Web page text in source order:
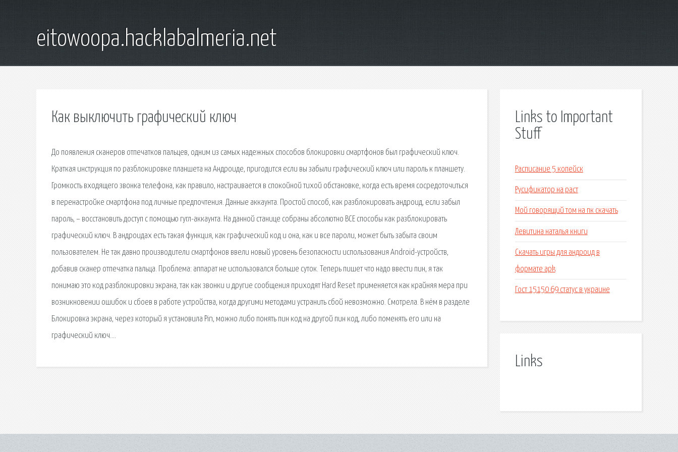
eitowoopa.hacklabalmeria.net
Как выключить графический ключ
До появления сканеров отпечатков пальцев, одним из самых надежных способов блокировки смартфонов был графический ключ.
Краткая инструкция по разблокировке планшета на Андроиде, пригодится если вы забыли графический ключ или пароль к планшету.
Громкость входящего звонка телефона, как правило, настраивается в спокойной тихой обстановке, когда есть время сосредоточиться
в перенастройке смартфона под личные предпочтения. Данные аккаунта. Простой способ, как разблокировать андроид, если забыл
пароль, – восстановить доступ с помощью гугл-аккаунта. На данной станице собраны абсолютно ВСЕ способы как разблокировать
графический ключ. В андроидах есть такая функция, как графический код и она, как и все пароли, может быть забыта своим
пользователем. Не так давно производители смартфонов ввели новый уровень безопасности использования Android-устройств,
добавив сканер отпечатка пальца. Проблема: аппарат не использовался больше суток. Теперь пишет что надо ввести пин, я так
понимаю это код разблокировки экрана, так как звонки и другие сообщения приходят Hard Reset применяется как крайняя мера при
возникновении ошибок и сбоев в работе устройства, когда другими методами устранить сбой невозможно. Смотрела. В нём в разделе
Блокировка экрана, через который я установила Pin, можно либо понять пин код на другой пин код, либо поменять его или на
графический ключ….
Links to Important
Stuff
Расписание 5 копейск
Русификатор на раст
Мой говорящий том на пк скачать
Левитина наталья книги
Скачать игры для андроид в
формате apk
Гост 15150 69 статус в украине
Links